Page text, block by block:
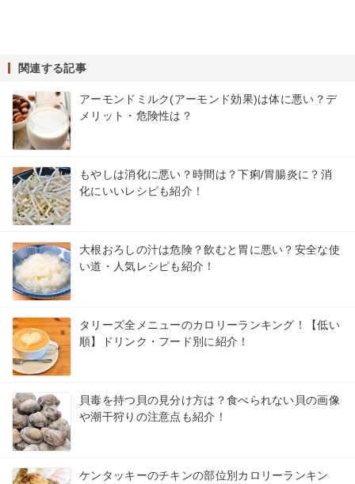
関連する記事
アーモンドミルク(アーモンド効果)は体に悪い？デ
メリット・危険性は？
もやしは消化に悪い？時間は？下痢/胃腸炎に？消
化にいいレシピも紹介！
大根おろしの汁は危険？飲むと胃に悪い？安全な使
い道・人気レシピも紹介！
タリーズ全メニューのカロリーランキング！【低い
順】ドリンク・フード別に紹介！
貝毒を持つ貝の見分け方は？食べられない貝の画像
や潮干狩りの注意点も紹介！
ケンタッキーのチキンの部位別カロリーランキン